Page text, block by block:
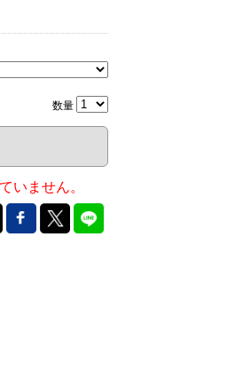
数量
いません。